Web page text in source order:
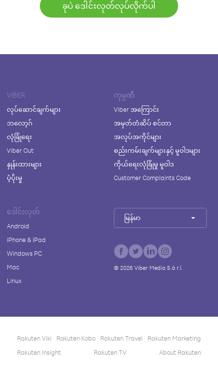
ခုပဲ ဒေါင်းလုတ်လုပ်လိုက်ပါ
VIBER
လုပ်ဆောင်ချက်များ
ဘလော့ဂ်
လုံခြုံရေး
Viber Out
နှုန်းထားများ
ပံ့ပိုးမှု
ကုမ္ပဏီ
Viber အကြောင်း
အမှတ်တံဆိပ် စင်တာ
အလုပ်အကိုင်များ
စည်းကမ်းချက်များနှင့် မူဝါဒများ
ကိုယ်ရေးလုံခြုံမှု မူဝါဒ
Customer Complaints Code
ဒေါင်းလုတ်
Android
iPhone & iPad
Windows PC
Mac
Linux
မြန်မာ
© 2026Viber Media S.à r.l.
Rakuten Viki Rakuten Kobo Rakuten Travel
Rakuten Marketing
Rakuten Insight
Rakuten TV About Rakuten